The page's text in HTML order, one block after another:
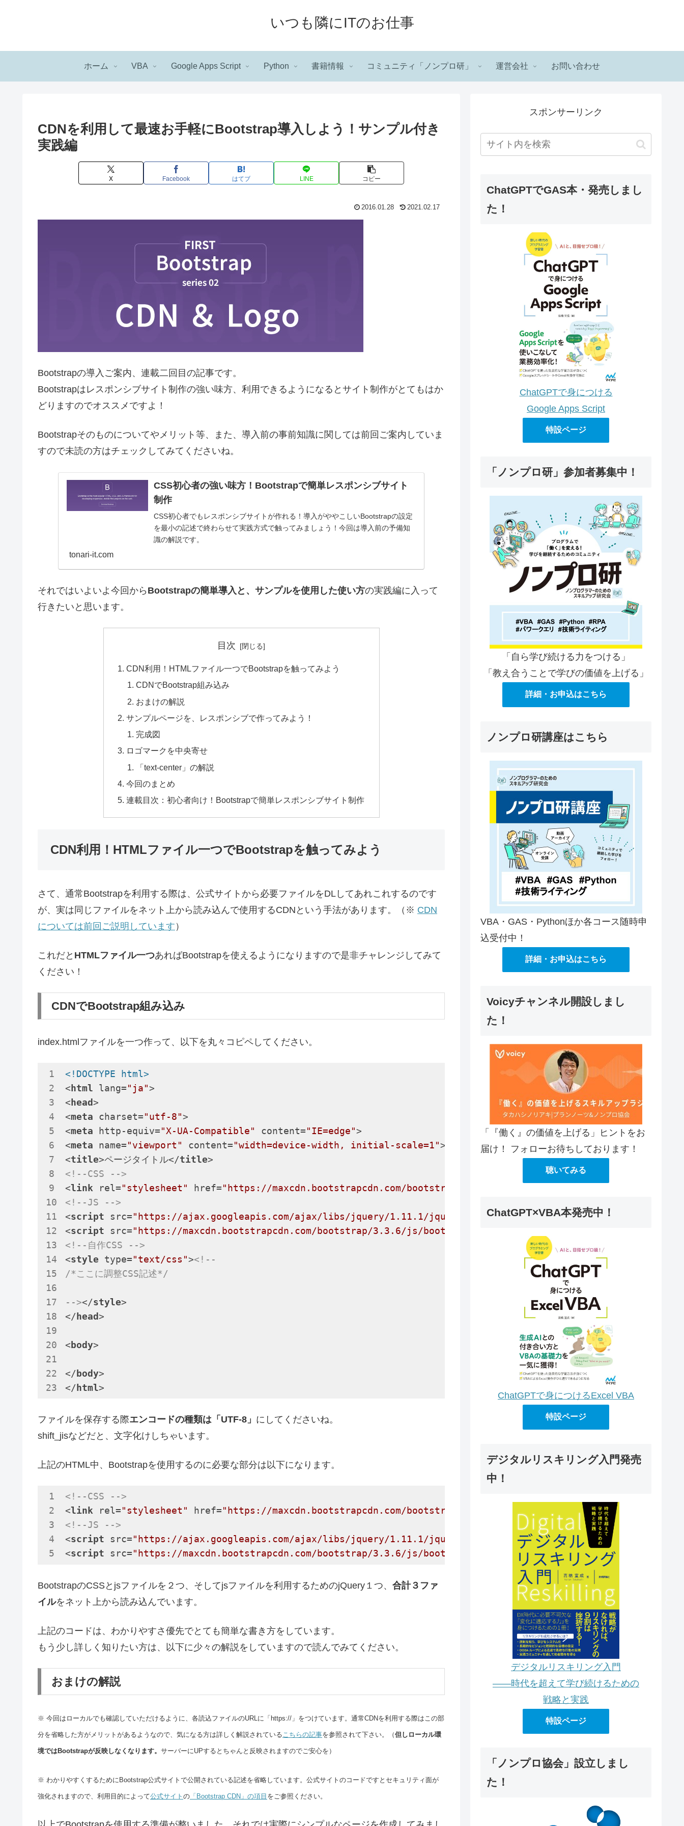
いつも隣にITのお仕事
ホーム VBA Google Apps Script Python 書籍情報 コミュニティ「ノンプロ研」 運営会社 お問い合わせ
CDNを利用して最速お手軽にBootstrap導入しよう！サンプル付き
実践編
X Facebook はてブ LINE コピー
2016.01.28 2021.02.17
Bootstrapの導入ご案内、連載二回目の記事です。
Bootstrapはレスポンシブサイト制作の強い味方、利用できるようになるとサイト制作がとてもはか
どりますのでオススメですよ！
Bootstrapそのものについてやメリット等、また、導入前の事前知識に関しては前回ご案内していま
すので未読の方はチェックしてみてくださいね。
CSS初心者の強い味方！Bootstrapで簡単レスポンシブサイト
制作
CSS初心者でもレスポンシブサイトが作れる！導入がややこしいBootstrapの設定
を最小の記述で終わらせて実践方式で触ってみましょう！今回は導入前の予備知
識の解説です。
tonari-it.com
それではいよいよ今回から Bootstrapの簡単導入と、サンプルを使用した使い方の実践編に入って
行きたいと思います。
目次
CDN利用！HTMLファイル一つでBootstrapを触ってみよう
CDNでBootstrap組み込み
おまけの解説
サンプルページを、レスポンシブで作ってみよう！
完成図
ロゴマークを中央寄せ
「text-center」の解説
今回のまとめ
連載目次：初心者向け！Bootstrapで簡単レスポンシブサイト制作
CDN利用！HTMLファイル一つでBootstrapを触ってみよう
さて、通常Bootstrapを利用する際は、公式サイトから必要ファイルをDLしてあれこれするのです
が、実は同じファイルをネット上から読み込んで使用するCDNという手法があります。（※ CDN
については前回ご説明しています ）
これだと HTMLファイル一つあればBootstrapを使えるようになりますので是非チャレンジしてみて
ください！
CDNでBootstrap組み込み
index.htmlファイルを一つ作って、以下を丸々コピペしてください。
<!DOCTYPE html>
<html lang="ja">
<head>
<meta charset="utf-8">
<meta http-equiv="X-UA-Compatible" content="IE=edge">
<meta name="viewport" content="width=device-width, initial-scale=1">
<title>ページタイトル</title>
<!--CSS -->
<link rel="stylesheet" href="https://maxcdn.bootstrapcdn.com/bootstrap/3.3.6/css/bootstrap.min.css"
<!--JS -->
<script src="https://ajax.googleapis.com/ajax/libs/jquery/1.11.1/jquery.min.js"></script>
<script src="https://maxcdn.bootstrapcdn.com/bootstrap/3.3.6/js/bootstrap.min.js"
<!--自作CSS -->
<style type="text/css"><!--
/*ここに調整CSS記述*/
--></style>
</head>
<body>
</body>
</html>
ファイルを保存する際エンコードの種類は「UTF-8」 にしてくださいね。
shift_jisなどだと、文字化けしちゃいます。
上記のHTML中、Bootstrapを使用するのに必要な部分は以下になります。
<!--CSS -->
<link rel="stylesheet" href="https://maxcdn.bootstrapcdn.com/bootstrap/3.3.6/css/bootstrap.min.css"
<!--JS -->
<script src="https://ajax.googleapis.com/ajax/libs/jquery/1.11.1/jquery.min.js" </script>
<script src="https://maxcdn.bootstrapcdn.com/bootstrap/3.3.6/js/bootstrap.min.js" > </script >
BootstrapのCSSとjsファイルを２つ、そしてjsファイルを利用するためのjQuery１つ、 合計３ファ
イルをネット上から読み込んでいます。
上記のコードは、わかりやすさ優先でとても簡単な書き方をしています。
もう少し詳しく知りたい方は、以下に少々の解説をしていますので読んでみてください。
おまけの解説
※ 今回はローカルでも確認していただけるように、各読込ファイルのURLに「https://」をつけています。通常CDNを利用する際はこの部
分を省略した方がメリットがあるようなので、気になる方は詳しく解説されている こちらの記事を参照されて下さい。（但しローカル環
境ではBootstrapが反映しなくなります。 サーバーにUPするとちゃんと反映されますのでご安心を）
※ わかりやすくするためにBootstrap公式サイトで公開されている記述を省略しています。公式サイトのコードですとセキュリティ面が
強化されますので、利用目的によって公式サイト の 「Bootstrap CDN」の項目 をご参照ください。
スポンサーリンク
ChatGPTでGAS本・発売しまし
た！
ChatGPTで身につける
Google Apps Script
特設ページ
「ノンプロ研」参加者募集中！
「自ら学び続ける力をつける」
「教え合うことで学びの価値を上げる」
詳細・お申込はこちら
ノンプロ研講座はこちら
VBA・GAS・Pythonほか各コース随時申
込受付中！
詳細・お申込はこちら
Voicyチャンネル開設しまし
た！
「『働く』の価値を上げる」ヒントをお
届け！ フォローお待ちしております！
聴いてみる
ChatGPT×VBA本発売中！
ChatGPTで身につけるExcel VBA
特設ページ
デジタルリスキリング入門発売
中！
デジタルリスキリング入門
――時代を超えて学び続けるための
戦略と実践
特設ページ
「ノンプロ協会」設立しまし
た！